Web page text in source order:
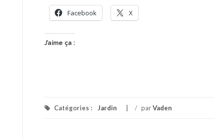
Facebook X
J’aime ça :
Catégories : Jardin / parVaden